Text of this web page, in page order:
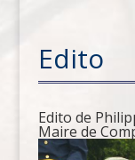
Edito
Edito de
Maire de